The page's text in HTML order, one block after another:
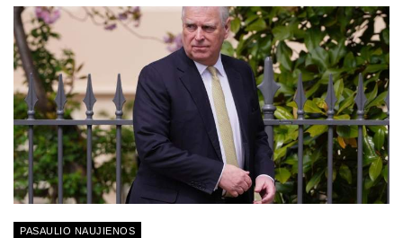
PASAULIO NAUJIENOS